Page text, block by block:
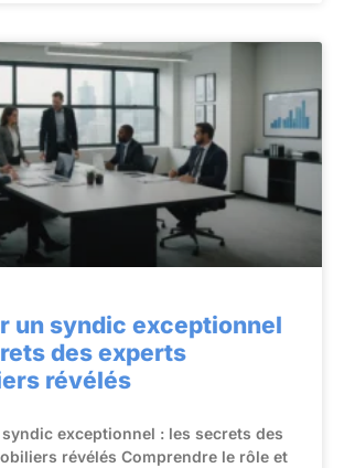
un syndic exceptionnel
des experts
révélés
exceptionnel : les secrets des
révélés Comprendre le rôle et